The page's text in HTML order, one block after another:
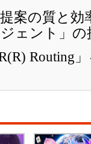
案の質と効
ェント」の
Routing